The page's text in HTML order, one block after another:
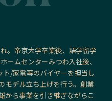
。帝京大学卒業後、語学留学
ームセンターみつわ入社後、
/家電等のバイヤーを担当し
モデル立ち上げを行う。創業
から事業を引き継ぎながらこ